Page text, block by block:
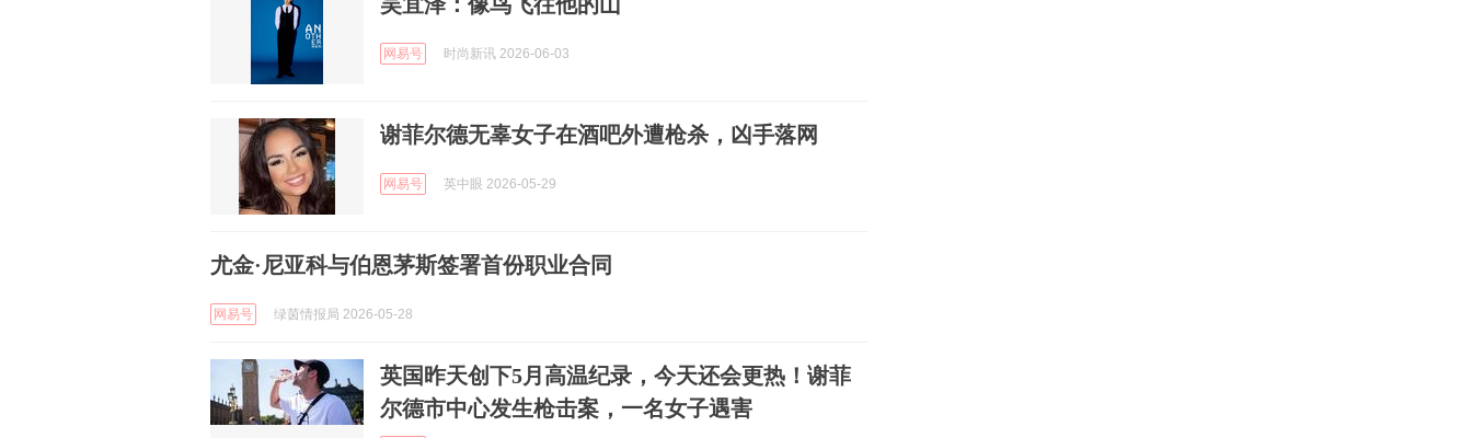
网易号 时尚新讯 2026-06-03
谢菲尔德无辜女子在酒吧外遭枪杀，凶手落网
网易号 英中眼 2026-05-29
尤金·尼亚科与伯恩茅斯签署首份职业合同
网易号 绿茵情报局 2026-05-28
英国昨天创下5月高温纪录，今天还会更热！谢菲
尔德市中心发生枪击案，一名女子遇害